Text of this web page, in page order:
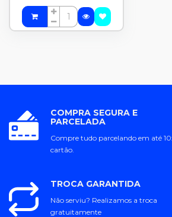
PANOS
COMPRA SEGURA E
PARCELADA
Compre tudo parcelando em até
cartão.
TROCA GARANTIDA
Não serviu? Realizamos a troca
gratuitamente